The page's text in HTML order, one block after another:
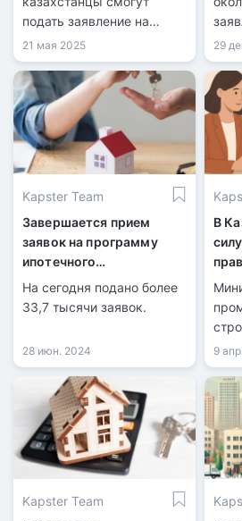
подать заявление на
постановку в очередь на
жилье.
21 мая 2025
от
29
Kapster Team
Завершается прием
заявок на программу
ипотечного
кредитования «Наурыз»
На сегодня подано более
33,7 тысячи заявок.
28 июн. 2024
В
9
Kapster Team